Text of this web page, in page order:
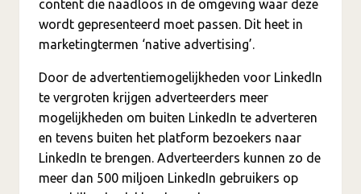
content die naadloos in de omgeving waar deze
wordt gepresenteerd moet passen. Dit heet in
marketingtermen ‘native advertising’.
Door de advertentiemogelijkheden voor LinkedIn
te vergroten krijgen adverteerders meer
mogelijkheden om buiten LinkedIn te adverteren
en tevens buiten het platform bezoekers naar
LinkedIn te brengen. Adverteerders kunnen zo de
meer dan 500 miljoen LinkedIn gebruikers op